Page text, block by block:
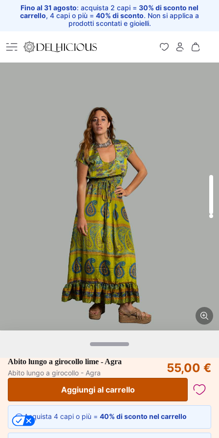
Fino al 31 agosto: acquista 2 capi = 30% di sconto nel
carrello, 4 capi o più = 40% di sconto. Non si applica a
prodotti scontati e gioielli.
Home
Abito lungo a girocollo lime - Agra
Abito lungo a girocollo - Agra
55,00 €
Aggiungi al carrello
Acquista 4 capi o più = 40% di sconto nel carrello